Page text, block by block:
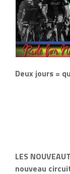
Deux jours =
LES
nouveau